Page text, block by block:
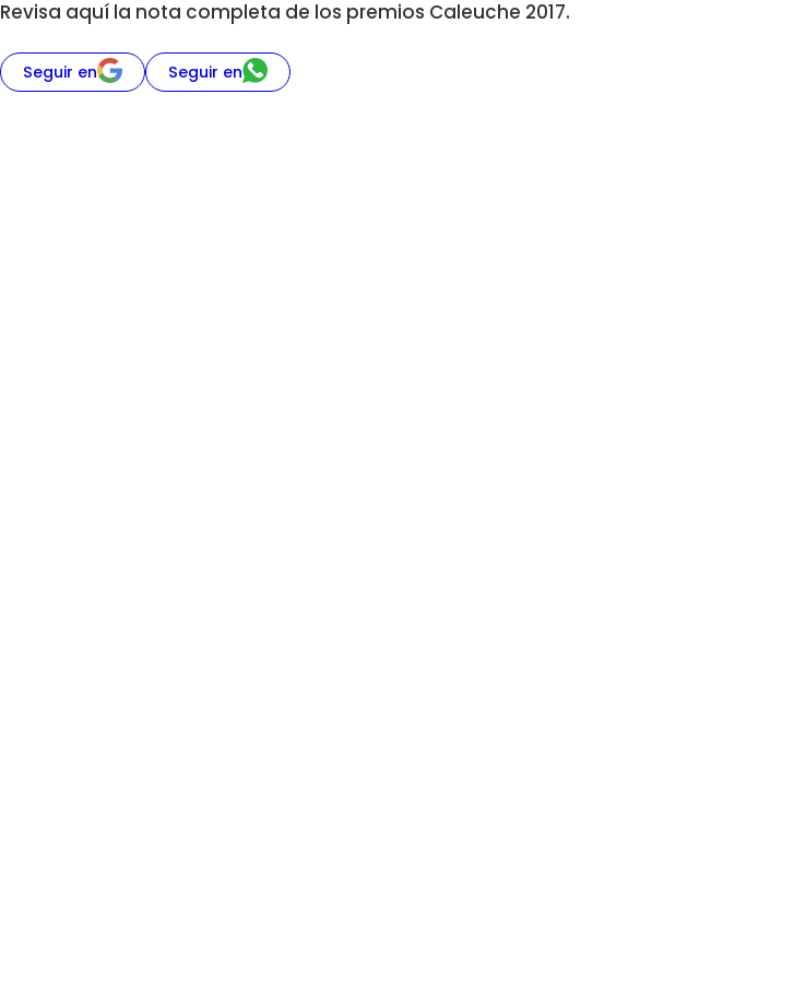
Revisa aquí la nota completa de los premios Caleuche 2017.
Seguir en Seguir en